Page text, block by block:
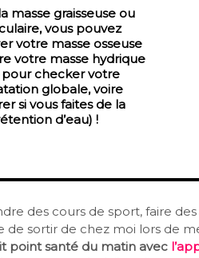
masse graisseuse ou
vous pouvez
votre masse osseuse
votre masse hydrique
checker votre
globale, voire
si vous faites de la
d’eau) !
des cours de sport, faire
de sortir de chez moi lors de
point santé du matin avec